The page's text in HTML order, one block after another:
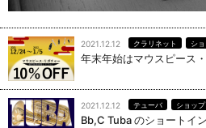
2021.12.12 クラリネット シ
年末年始はマウスピース
2021.12.12 テューバ ショップ
Bb,C Tuba のショートイ